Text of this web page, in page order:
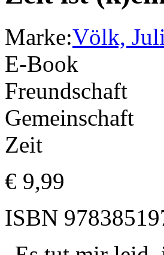
Marke:Völk,
E-Book
Freundschaft
Gemeinschaft
Zeit
€ 9,99
ISBN